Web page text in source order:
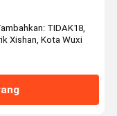
TIDAK18,
Xishan, Kota Wuxi